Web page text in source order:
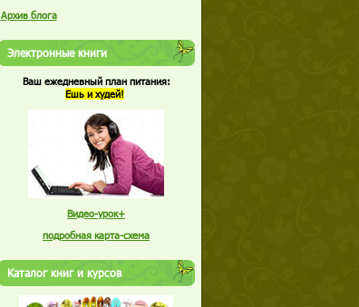
Архив блога
Электронные книги
Ваш ежедневный план питания:
Ешь и худей!
Видео-урок+
подробная карта-схема
Каталог книг и курсов